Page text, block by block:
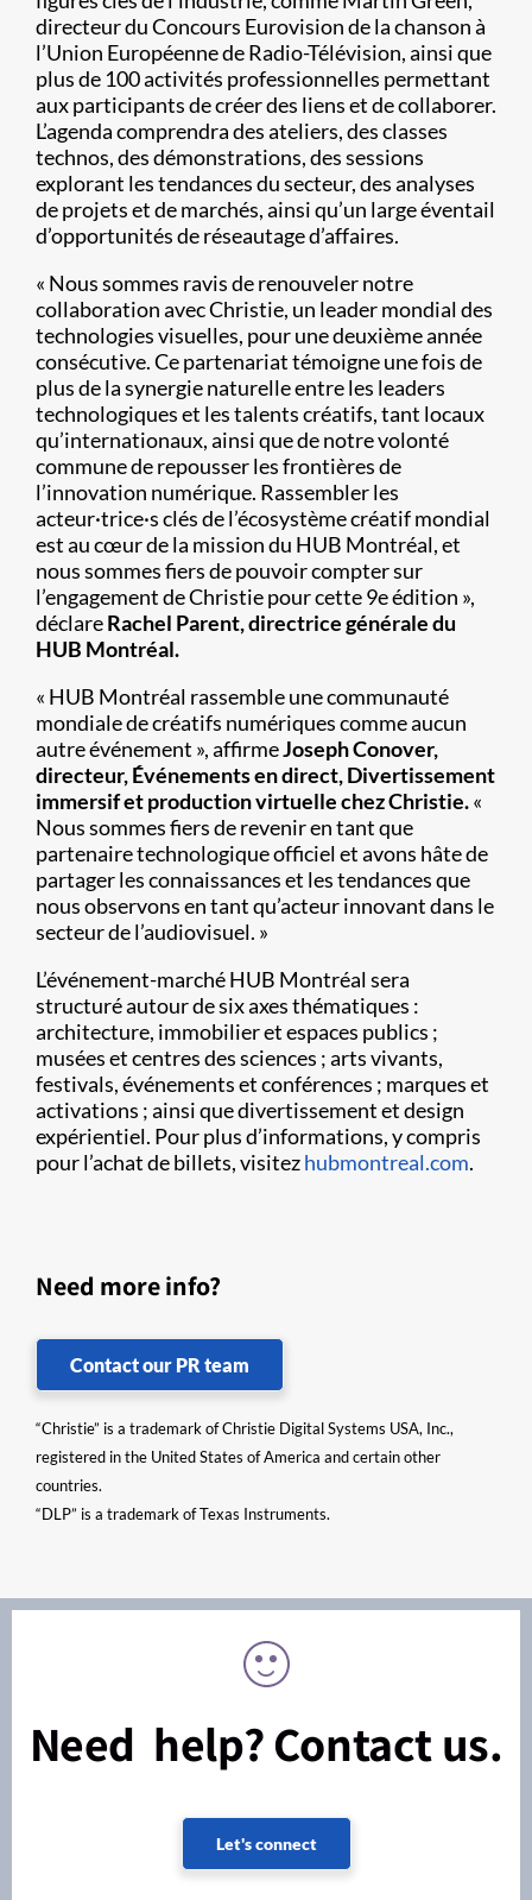
directeur du Concours Eurovision de la chanson à
l’Union Européenne de Radio-Télévision, ainsi que
plus de 100 activités professionnelles permettant
aux participants de créer des liens et de collaborer.
L’agenda comprendra des ateliers, des classes
technos, des démonstrations, des sessions
explorant les tendances du secteur, des analyses
de projets et de marchés, ainsi qu’un large éventail
d’opportunités de réseautage d’affaires.
« Nous sommes ravis de renouveler notre
collaboration avec Christie, un leader mondial des
technologies visuelles, pour une deuxième année
consécutive. Ce partenariat témoigne une fois de
plus de la synergie naturelle entre les leaders
technologiques et les talents créatifs, tant locaux
qu’internationaux, ainsi que de notre volonté
commune de repousser les frontières de
l’innovation numérique. Rassembler les
acteur·trice·s clés de l’écosystème créatif mondial
est au cœur de la mission du HUB Montréal, et
nous sommes fiers de pouvoir compter sur
l’engagement de Christie pour cette 9e édition »,
déclareRachel Parent, directrice générale du
HUB Montréal.
« HUB Montréal rassemble une communauté
mondiale de créatifs numériques comme aucun
autre événement », affirmeJoseph Conover,
directeur, Événements en direct, Divertissement
immersif et production virtuelle chez Christie.«
Nous sommes fiers de revenir en tant que
partenaire technologique officiel et avons hâte de
partager les connaissances et les tendances que
nous observons en tant qu’acteur innovant dans le
secteur de l’audiovisuel. »
L’événement-marché HUB Montréal sera
structuré autour de six axes thématiques :
architecture, immobilier et espaces publics ;
musées et centres des sciences ; arts vivants,
festivals, événements et conférences ; marques et
activations ; ainsi que divertissement et design
expérientiel. Pour plus d’informations, y compris
pour l’achat de billets, visitezhubmontreal.com.
Need more info?
Contact our PR team
“Christie” is a trademark of Christie Digital Systems USA, Inc.,
registered in the United States of America and certain other
countries.
“DLP” is a trademark of Texas Instruments.
Need help? Contact us.
Let's connect